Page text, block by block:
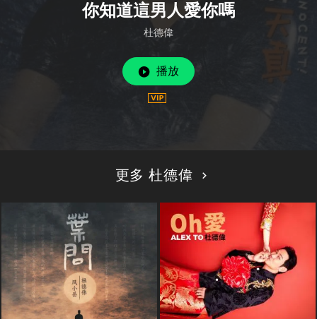
你知道這男人愛你嗎
杜德偉
播放
更多 杜德偉